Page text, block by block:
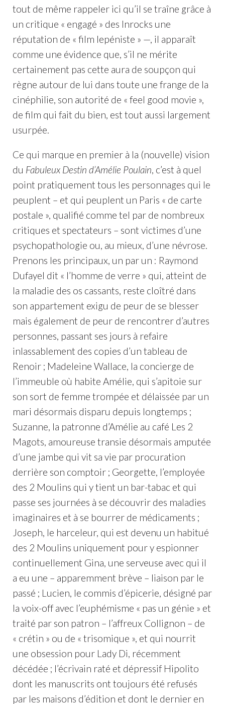
tout de même rappeler ici qu’il se traîne grâce à
un critique « engagé » des Inrocks une
réputation de « film lepéniste » —, il apparaît
comme une évidence que, s’il ne mérite
certainement pas cette aura de soupçon qui
règne autour de lui dans toute une frange de la
cinéphilie, son autorité de « feel good movie »,
de film qui fait du bien, est tout aussi largement
usurpée.
Ce qui marque en premier à la (nouvelle) vision
du Fabuleux Destin d’Amélie Poulain, c’est à quel
point pratiquement tous les personnages qui le
peuplent – et qui peuplent un Paris « de carte
postale », qualifié comme tel par de nombreux
critiques et spectateurs – sont victimes d’une
psychopathologie ou, au mieux, d’une névrose.
Prenons les principaux, un par un : Raymond
Dufayel dit « l’homme de verre » qui, atteint de
la maladie des os cassants, reste cloîtré dans
son appartement exigu de peur de se blesser
mais également de peur de rencontrer d’autres
personnes, passant ses jours à refaire
inlassablement des copies d’un tableau de
Renoir ; Madeleine Wallace, la concierge de
l’immeuble où habite Amélie, qui s’apitoie sur
son sort de femme trompée et délaissée par un
mari désormais disparu depuis longtemps ;
Suzanne, la patronne d’Amélie au café Les 2
Magots, amoureuse transie désormais amputée
d’une jambe qui vit sa vie par procuration
derrière son comptoir ; Georgette, l’employée
des 2 Moulins qui y tient un bar-tabac et qui
passe ses journées à se découvrir des maladies
imaginaires et à se bourrer de médicaments ;
Joseph, le harceleur, qui est devenu un habitué
des 2 Moulins uniquement pour y espionner
continuellement Gina, une serveuse avec qui il
a eu une – apparemment brève – liaison par le
passé ; Lucien, le commis d’épicerie, désigné par
la voix-off avec l’euphémisme « pas un génie » et
traité par son patron – l’affreux Collignon – de
« crétin » ou de « trisomique », et qui nourrit
une obsession pour Lady Di, récemment
décédée ; l’écrivain raté et dépressif Hipolito
dont les manuscrits ont toujours été refusés
par les maisons d’édition et dont le dernier en